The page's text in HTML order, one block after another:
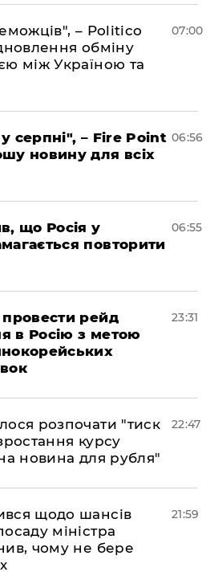
– Politico
обміну
між Україною та
07:00
серпні", – Fire Point
новину для всіх
06:56
що Росія у
повторити
06:55
провести рейд
в Росію з метою
23:31
розпочати "тиск
курсу
новина для рубля"
22:47
щодо шансів
міністра
чому не бере
21:59